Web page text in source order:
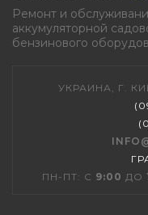
Ремонт и
аккумуляторной
бензинового
УКРАИНА, Г.
ПН-ПТ: С 9:00 ДО